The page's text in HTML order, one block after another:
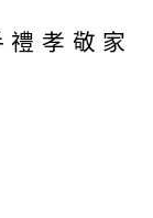
孝敬家